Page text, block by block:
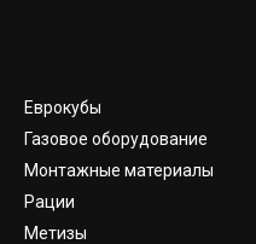
Еврокубы
Газовое оборудование
Монтажные материалы
Рации
Метизы